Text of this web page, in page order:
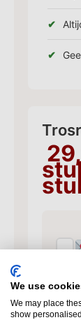
✓
We use
We may place
show